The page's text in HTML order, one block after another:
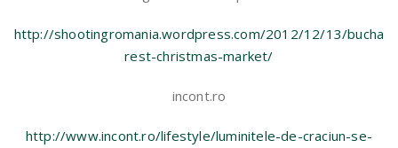
http://shootingromania.wordpress.com/2012/12/13/bucha
rest-christmas-market/
incont.ro
http://www.incont.ro/lifestyle/luminitele-de-craciun-se-